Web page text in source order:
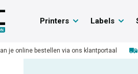
Printers Labels
je online bestellen via ons klantportaal